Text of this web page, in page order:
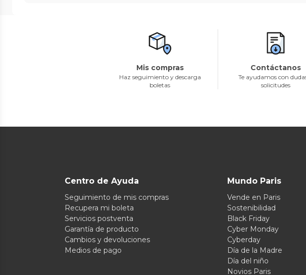
Mis compras
Haz seguimiento y descarga
boletas
Contáctanos
Te ayudamos con
solicitudes
Centro de Ayuda
Seguimiento de mis compras
Recupera mi boleta
Servicios postventa
Garantía de producto
Cambios y devoluciones
Medios de pago
Mundo Paris
Vende en Paris
Sostenibilidad
Black Friday
Cyber Monday
Cyberday
Día de la Madre
Día del niño
Novios Paris